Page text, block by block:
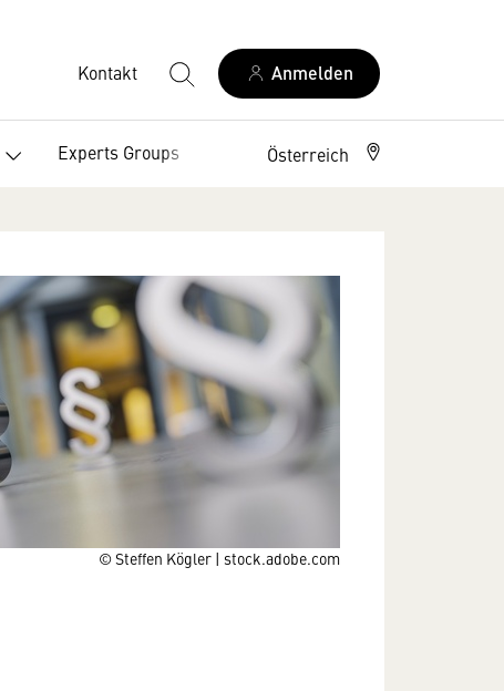
Kontakt Anmelden
Experts Groups Über unsÖsterreich
© Steffen Kögler | stock.adobe.com